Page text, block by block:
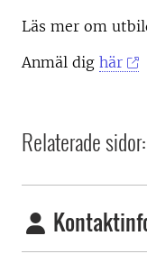
Läs mer om
Anmäl dig här
Relaterade sidor: